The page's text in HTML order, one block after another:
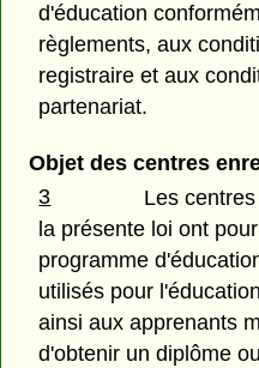
d'éducation
règlements, aux
registraire et aux
partenariat.
Objet des centres
3
Les
la présente loi ont
programme
utilisés pour
ainsi aux apprenants
d'obtenir un diplôme